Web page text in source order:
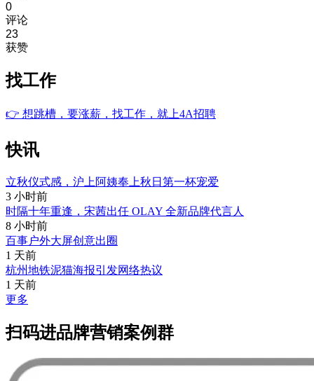
0
评论
23
获赞
找工作
👉 想跳槽，要涨薪，找工作，就上4A招聘
快讯
立秋仪式感，沪上阿姨奉上秋日第一杯宠爱
3 小时前
时隔十年重逢，宋茜出任 OLAY 全新品牌代言人
8 小时前
百事户外大屏创意出圈
1 天前
杭州地铁泥猫海报引发网络热议
1 天前
更多
扫码进品牌营销案例群